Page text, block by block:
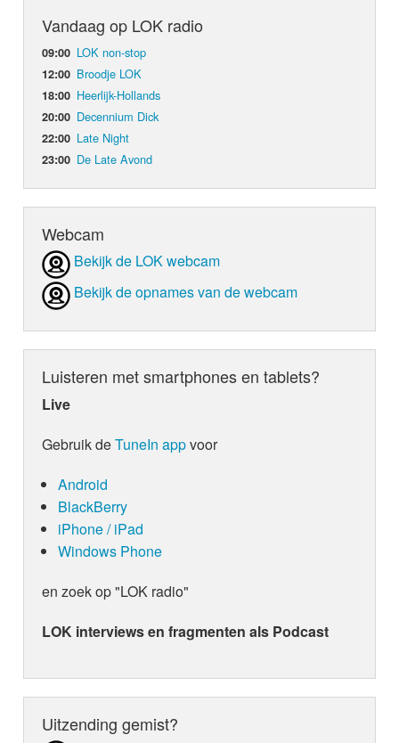
Vandaag op LOK radio
09:00 LOK non-stop
12:00 Broodje LOK
18:00 Heerlijk-Hollands
20:00 Decennium Dick
22:00 Late Night
23:00 De Late Avond
Webcam
Bekijk de LOK webcam
Bekijk de opnames van de webcam
Luisteren met smartphones en tablets?
Live
Gebruik deTuneIn appvoor
Android
BlackBerry
iPhone / iPad
Windows Phone
en zoek op "LOK radio"
LOK interviews en fragmenten als Podcast
Uitzending gemist?